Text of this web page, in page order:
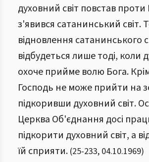
духовний світ повстав проти
з'явився сатанинський світ.
відновлення сатанинського
відбудеться лише тоді, коли
охоче прийме волю Бога.
Господь не може прийти на
підкоривши духовний світ.
Церква Об'єднання досі
підкорити духовний світ, а
їй сприяти. (25-233, 04.10.1969)